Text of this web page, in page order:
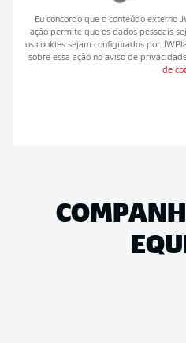
Eu concordo que o conteúdo externo
ação permite que os dados pessoais
os cookies sejam configurados por
sobre essa ação no aviso de
de